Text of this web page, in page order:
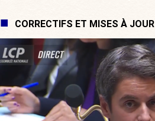
CORRECTIFS ET MISES À JOUR